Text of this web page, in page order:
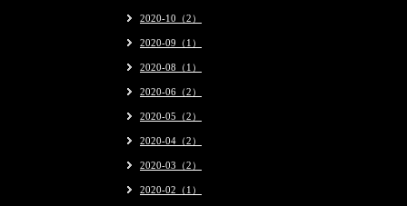
2020-10（2）
2020-09（1）
2020-08（1）
2020-06（2）
2020-05（2）
2020-04（2）
2020-03（2）
2020-02（1）